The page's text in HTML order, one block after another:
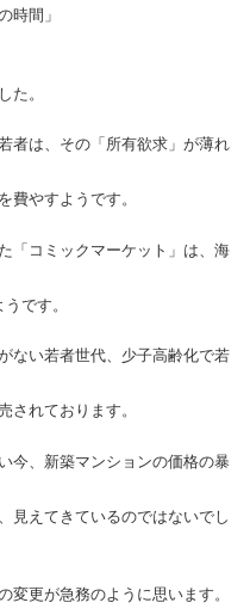
時間」
。
者は、その「所有欲求」が薄れ
費やすようです。
「コミックマーケット」は、海
です。
ない若者世代、少子高齢化で若
れております。
今、新築マンションの価格の暴
見えてきているのではないでし
更が急務のように思います。